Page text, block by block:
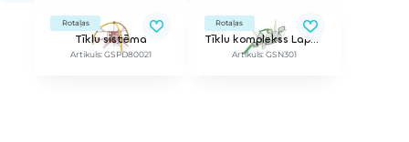
Rotaļas
Tīklu sistēma
Artikuls: GSPD80021
Rotaļas
Tīklu komplekss Lapu mežs
Artikuls: GSN301